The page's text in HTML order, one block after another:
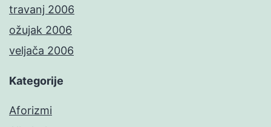
travanj 2006
ožujak 2006
veljača 2006
Kategorije
Aforizmi